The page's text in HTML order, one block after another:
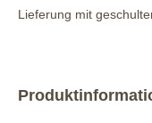
Lieferung mit